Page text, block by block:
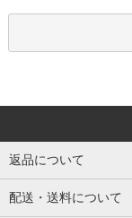
返品について
配送・送料について